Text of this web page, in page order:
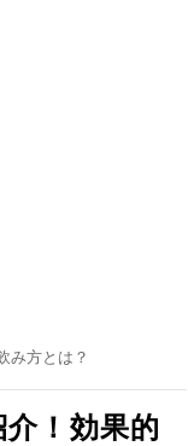
み方とは？
！効果的